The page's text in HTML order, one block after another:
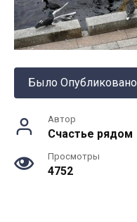
Было Опубликовано
Автор
Счастье рядом
Просмотры
4752